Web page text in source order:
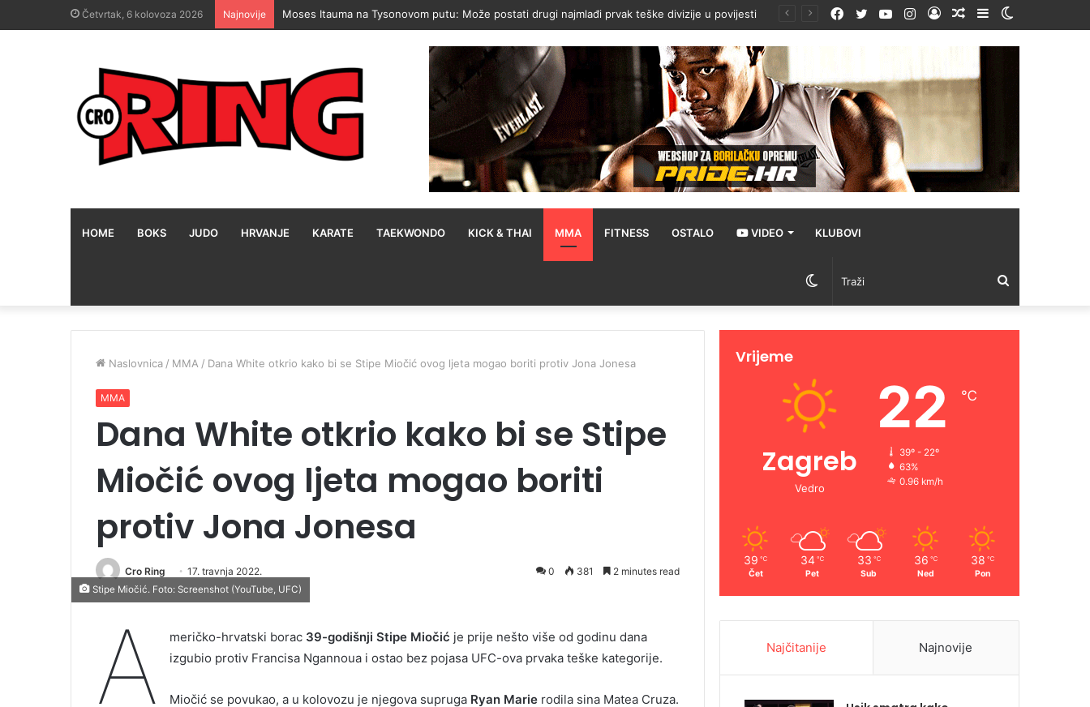
Četvrtak, 6 kolovoza 2026 Najnovije Lennox Lewis o Furyju i Joshui: Oni su samo sjene onoga što su nekad bili, to je sramota Sidebar
Random
Prijava
Instagram
YouTube
Twitter
Facebook
HOME BOKS JUDO HRVANJE KARATE TAEKWONDO KICK & THAI MMA FITNESS OSTALO VIDEO KLUBOVI
Traži
Switch
skin
Naslovnica / MMA / Dana White otkrio kako bi se Stipe Miočić ovog ljeta mogao boriti protiv Jona Jonesa
MMA
Dana White otkrio kako bi se Stipe
Miočić ovog ljeta mogao boriti
protiv Jona Jonesa
Cro Ring 17. travnja 2022. 0 381 2 minutes read
Stipe Miočić. Foto: Screenshot (YouTube, UFC)
A meričko-hrvatski borac39-godišnji Stipe Miočić je prije nešto više od godinu dana
izgubio protiv Francisa Ngannoua i ostao bez pojasa UFC-ova prvaka teške kategorije.
Miočić se povukao, a u kolovozu je njegova suprugaRyan Marierodila sina Matea Cruza.
Vrijeme
Zagreb
Vedro
22 ℃
39º - 22º
63%
0.96 km/h
39 ℃
Čet
34 ℃
Pet
33 ℃
Sub
36 ℃
Ned
38 ℃
Pon
Najčitanije Najnovije